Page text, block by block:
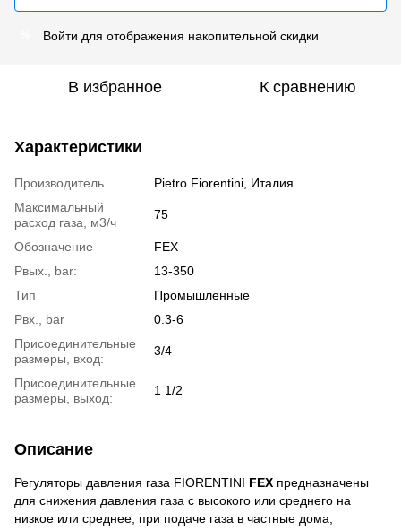
Войти для отображения накопительной скидки
В избранное К сравнению
Характеристики
Производитель
Pietro Fiorentini, Италия
Максимальный
расход газа, м3/ч
75
Обозначение
FEX
Рвых., bar:
13-350
Тип
Промышленные
Рвх., bar
0.3-6
Присоединительные
размеры, вход:
3/4
Присоединительные
размеры, выход:
1 1/2
Описание
Регуляторы давления газа FIORENTINI FEX предназначены
для снижения давления газа с высокого или среднего на
низкое или среднее, при подаче газа в частные дома,